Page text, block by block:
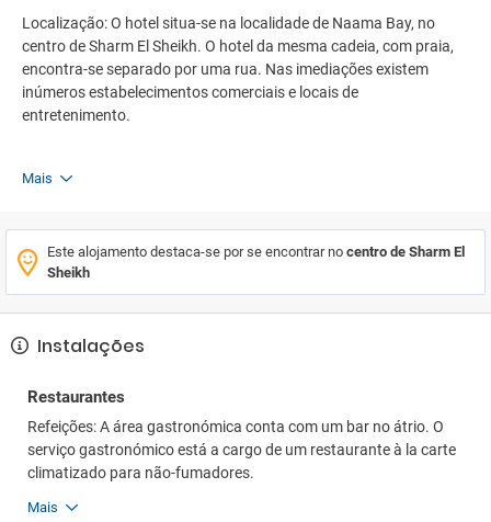
Localização: O hotel situa-se na localidade de Naama Bay, no
centro de Sharm El Sheikh. O hotel da mesma cadeia, com praia,
encontra-se separado por uma rua. Nas imediações existem
inúmeros estabelecimentos comerciais e locais de
entretenimento.
Mais
Este alojamento destaca-se por se encontrar no centro de Sharm El
Sheikh
Instalações
Restaurantes
Refeições: A área gastronómica conta com um bar no átrio. O
serviço gastronómico está a cargo de um restaurante à la carte
climatizado para não-fumadores.
Mais